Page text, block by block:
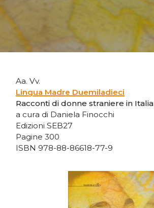
Aa. Vv.
Lingua Madre Duemiladieci
Racconti di donne straniere in Italia
a cura di Daniela Finocchi
Edizioni SEB27
Pagine 300
ISBN 978-88-86618-77-9